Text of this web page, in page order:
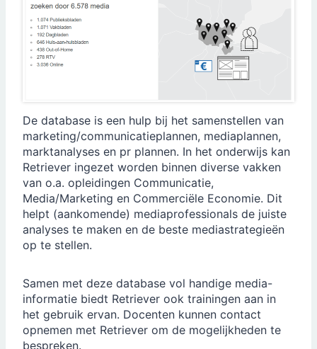
De database is een hulp bij het samenstellen van
marketing/communicatieplannen, mediaplannen,
marktanalyses en pr plannen. In het onderwijs kan
Retriever ingezet worden binnen diverse vakken
van o.a. opleidingen Communicatie,
Media/Marketing en Commerciële Economie. Dit
helpt (aankomende) mediaprofessionals de juiste
analyses te maken en de beste mediastrategieën
op te stellen.
Samen met deze database vol handige media-
informatie biedt Retriever ook trainingen aan in
het gebruik ervan. Docenten kunnen contact
opnemen met Retriever om de mogelijkheden te
bespreken.